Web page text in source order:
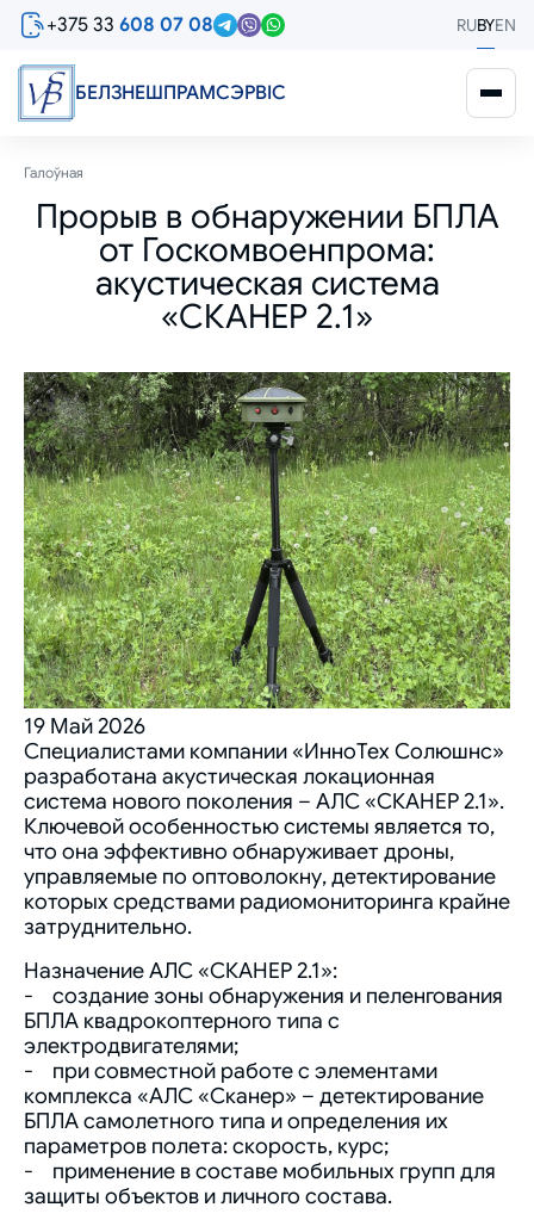
Перайсці
змесціва
+375 33 608 07 08 RUBYEN
БЕЛЗНЕШПРАМСЭРВIС
Breadcrumb
Галоўная
Прорыв в обнаружении БПЛА
от Госкомвоенпрома:
акустическая система
«СКАНЕР 2.1»
19 Май 2026
Специалистами компании «ИнноТех Солюшнс»
разработана акустическая локационная
система нового поколения – АЛС «СКАНЕР 2.1».
Ключевой особенностью системы является то,
что она эффективно обнаруживает дроны,
управляемые по оптоволокну, детектирование
которых средствами радиомониторинга крайне
затруднительно.
Назначение АЛС «СКАНЕР 2.1»:
- создание зоны обнаружения и пеленгования
БПЛА квадрокоптерного типа с
электродвигателями;
- при совместной работе с элементами
комплекса «АЛС «Сканер» – детектирование
БПЛА самолетного типа и определения их
параметров полета: скорость, курс;
- применение в составе мобильных групп для
защиты объектов и личного состава.